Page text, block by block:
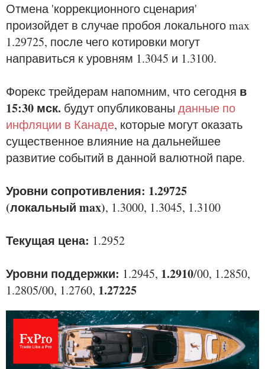
Отмена 'коррекционного сценария'
произойдет в случае пробоя локального max
1.29725, после чего котировки могут
направиться к уровням 1.3045 и 1.3100.
Форекс трейдерам напомним, что сегодня в
15:30 мск. будут опубликованы данные по
инфляции в Канаде, которые могут оказать
существенное влияние на дальнейшее
развитие событий в данной валютной паре.
Уровни сопротивления: 1.29725
(локальный max), 1.3000, 1.3045, 1.3100
Текущая цена: 1.2952
Уровни поддержки: 1.2945, 1.2910/00, 1.2850,
1.2805/00, 1.2760, 1.27225